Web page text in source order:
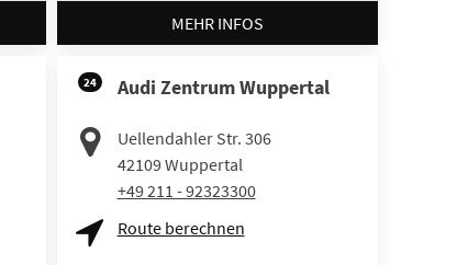
MEHR INFOS
24 Audi Zentrum Wuppertal
Uellendahler Str. 306
42109Wuppertal
+49 211 - 92323300
Route berechnen